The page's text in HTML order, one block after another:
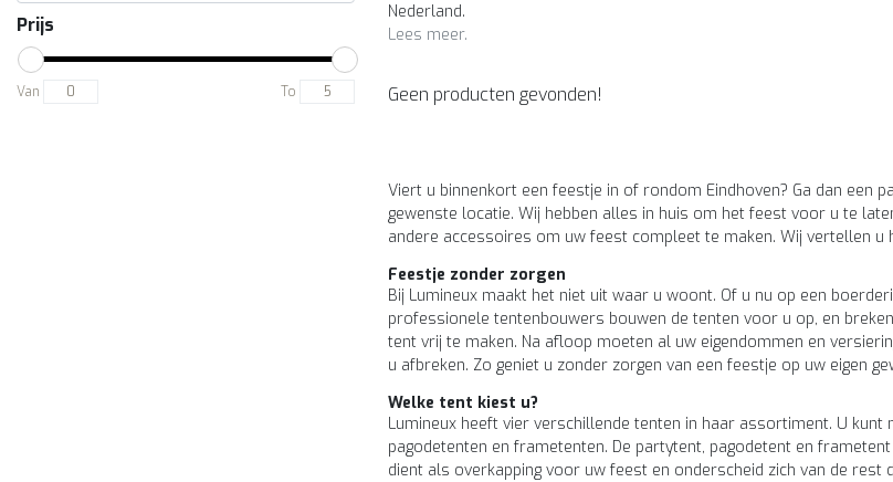
Prijs
Van To
Nederland.
Lees meer.
Geen producten gevonden!
Viert u binnenkort een feestje in of rondom Eindhoven? Ga dan een
gewenste locatie. Wij hebben alles in huis om het feest voor u te
andere accessoires om uw feest compleet te maken. Wij vertellen u
Feestje zonder zorgen
Bij Lumineux maakt het niet uit waar u woont. Of u nu op een
professionele tentenbouwers bouwen de tenten voor u op, en
tent vrij te maken. Na afloop moeten al uw eigendommen en
u afbreken. Zo geniet u zonder zorgen van een feestje op uw eigen
Welke tent kiest u?
Lumineux heeft vier verschillende tenten in haar assortiment. U
pagodetenten en frametenten. De partytent, pagodetent en
dient als overkapping voor uw feest en onderscheid zich van de